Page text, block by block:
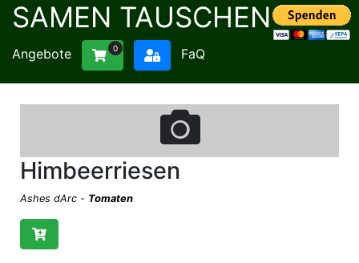
SAMEN TAUSCHEN
Angebote 0 FaQ
Himbeerriesen
Ashes dArc - Tomaten